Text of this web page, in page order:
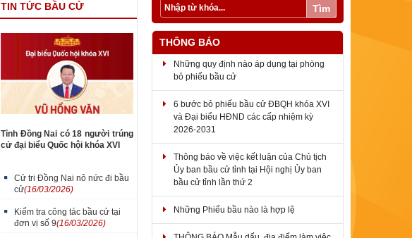
Tìm
TIN TỨC BẦU CỬ
Tỉnh Đồng Nai có 18 người trúng
cử đại biểu Quốc hội khóa XVI
Cử tri Đồng Nai nô nức đi bầu
cử(16/03/2026)
Kiểm tra công tác bầu cử tại
đơn vị số 9(16/03/2026)
THÔNG BÁO
Những quy định nào áp dụng tại phòng
bỏ phiếu bầu cử
6 bước bỏ phiếu bầu cử ĐBQH khóa XVI
và Đại biểu HĐND các cấp nhiệm kỳ
2026-2031
Thông báo về việc kết luận của Chủ tịch
Ủy ban bầu cử tỉnh tại Hội nghị Ủy ban
bầu cử tỉnh lần thứ 2
Những Phiếu bầu nào là hợp lệ
THÔNG BÁO Mẫu dấu, địa điểm làm việc